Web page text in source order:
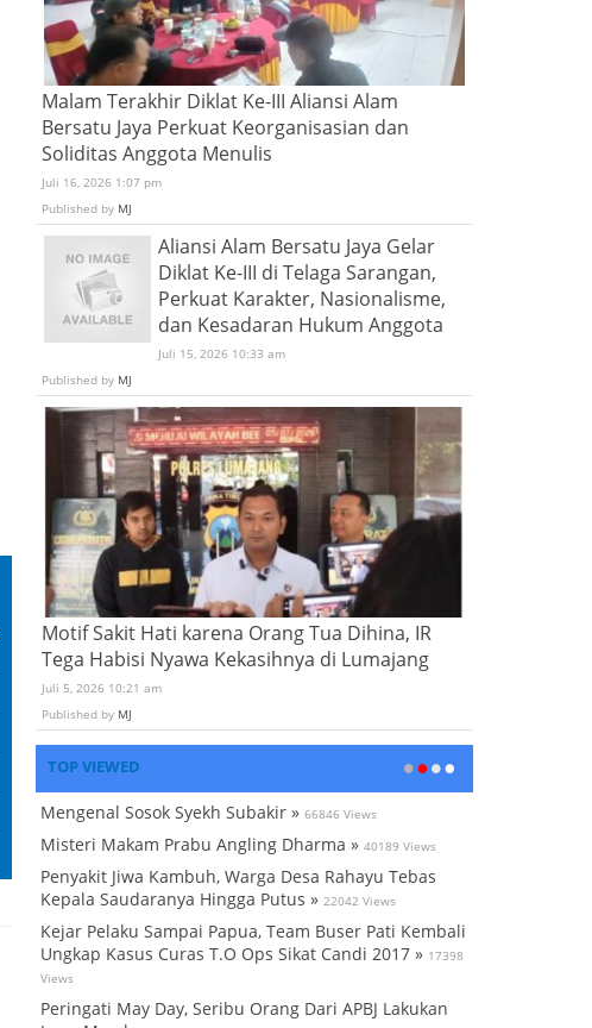
Malam Terakhir Diklat Ke-III Aliansi Alam
Bersatu Jaya Perkuat Keorganisasian dan
Soliditas Anggota Menulis
Juli 16, 2026 1:07 pm
Published by MJ
Aliansi Alam Bersatu Jaya Gelar
Diklat Ke-III di Telaga Sarangan,
Perkuat Karakter, Nasionalisme,
dan Kesadaran Hukum Anggota
Juli 15, 2026 10:33 am
Published by MJ
Motif Sakit Hati karena Orang Tua Dihina, IR
Tega Habisi Nyawa Kekasihnya di Lumajang
Juli 5, 2026 10:21 am
Published by MJ
TOP VIEWED
Mengenal Sosok Syekh Subakir » 66846 Views
Misteri Makam Prabu Angling Dharma » 40189 Views
Penyakit Jiwa Kambuh, Warga Desa Rahayu Tebas
Kepala Saudaranya Hingga Putus » 22042 Views
Kejar Pelaku Sampai Papua, Team Buser Pati Kembali
Ungkap Kasus Curas T.O Ops Sikat Candi 2017 » 17398
Views
Peringati May Day, Seribu Orang Dari APBJ Lakukan